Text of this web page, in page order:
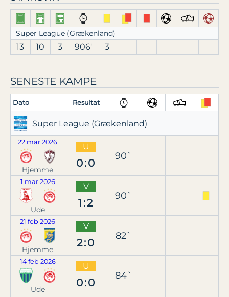
Super League (Grækenland)
13 10 3 906′ 3
SENESTE KAMPE
Dato Resultat
Super League (Grækenland)
22 mar 2026
Hjemme
U
0:0
90`
1 mar 2026
Ude
V
1:2
90`
21 feb 2026
Hjemme
V
2:0
82`
14 feb 2026
Ude
U
0:0
84`